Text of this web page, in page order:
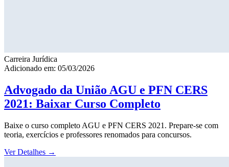
Carreira Jurídica
Adicionado em: 05/03/2026
Advogado da União AGU e PFN CERS
2021: Baixar Curso Completo
Baixe o curso completo AGU e PFN CERS 2021. Prepare-se com
teoria, exercícios e professores renomados para concursos.
Ver Detalhes →